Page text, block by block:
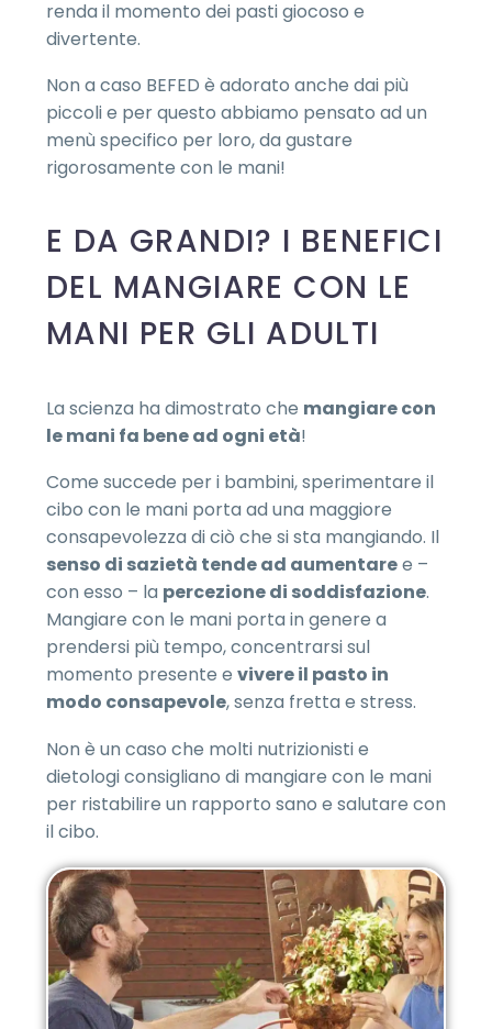
renda il momento dei pasti giocoso e
divertente.
Non a caso BEFED è adorato anche dai più
piccoli e per questo abbiamo pensato ad un
menù specifico per loro, da gustare
rigorosamente con le mani!
E DA GRANDI? I BENEFICI
DEL MANGIARE CON LE
MANI PER GLI ADULTI
La scienza ha dimostrato che mangiare con
le mani fa bene ad ogni età!
Come succede per i bambini, sperimentare il
cibo con le mani porta ad una maggiore
consapevolezza di ciò che si sta mangiando. Il
senso di sazietà tende ad aumentaree –
con esso – la percezione di soddisfazione.
Mangiare con le mani porta in genere a
prendersi più tempo, concentrarsi sul
momento presente e vivere il pasto in
modo consapevole, senza fretta e stress.
Non è un caso che molti nutrizionisti e
dietologi consigliano di mangiare con le mani
per ristabilire un rapporto sano e salutare con
il cibo.